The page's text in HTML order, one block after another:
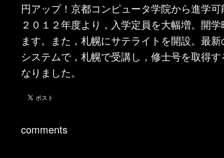
円アップ！京都コンピュータ学院から進学
２０１２年度より，入学定員を大幅増。開
ます。また，札幌にサテライトを開設。最
システムで，札幌で受講し，修士号を取得
なりました。
comments